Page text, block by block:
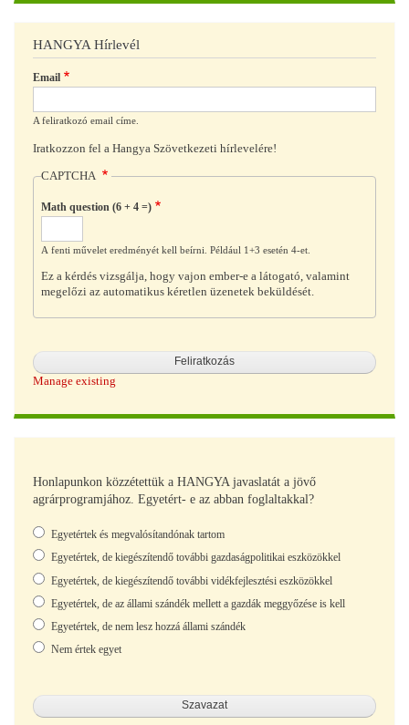
HANGYA Hírlevél
Email
A feliratkozó email címe.
Iratkozzon fel a Hangya Szövetkezeti hírlevelére!
CAPTCHA
Math question (6 + 4 =)
A fenti művelet eredményét kell beírni. Például 1+3 esetén 4-et.
Ez a kérdés vizsgálja, hogy vajon ember-e a látogató, valamint
megelőzi az automatikus kéretlen üzenetek beküldését.
Manage existing
Honlapunkon közzétettük a HANGYA javaslatát a jövő
agrárprogramjához. Egyetért- e az abban foglaltakkal?
Választások
Egyetértek és megvalósítandónak tartom
Egyetértek, de kiegészítendő további gazdaságpolitikai eszközökkel
Egyetértek, de kiegészítendő további vidékfejlesztési eszközökkel
Egyetértek, de az állami szándék mellett a gazdák meggyőzése is kell
Egyetértek, de nem lesz hozzá állami szándék
Nem értek egyet